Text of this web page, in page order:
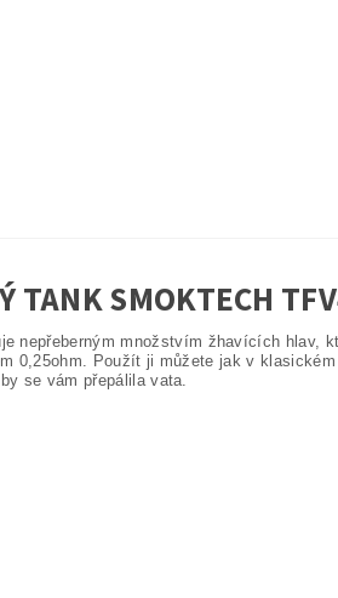
TANK SMOKTECH
nepřeberným množstvím žhavících hlav,
0,25ohm. Použít ji můžete jak v
se vám přepálila vata.